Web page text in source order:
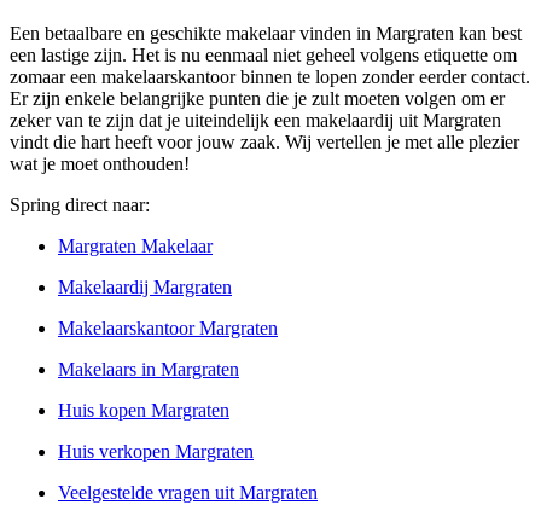
Een betaalbare en geschikte makelaar vinden in Margraten kan best
een lastige zijn. Het is nu eenmaal niet geheel volgens etiquette om
zomaar een makelaarskantoor binnen te lopen zonder eerder contact.
Er zijn enkele belangrijke punten die je zult moeten volgen om er
zeker van te zijn dat je uiteindelijk een makelaardij uit Margraten
vindt die hart heeft voor jouw zaak. Wij vertellen je met alle plezier
wat je moet onthouden!
Spring direct naar:
Margraten Makelaar
Makelaardij Margraten
Makelaarskantoor Margraten
Makelaars in Margraten
Huis kopen Margraten
Huis verkopen Margraten
Veelgestelde vragen uit Margraten